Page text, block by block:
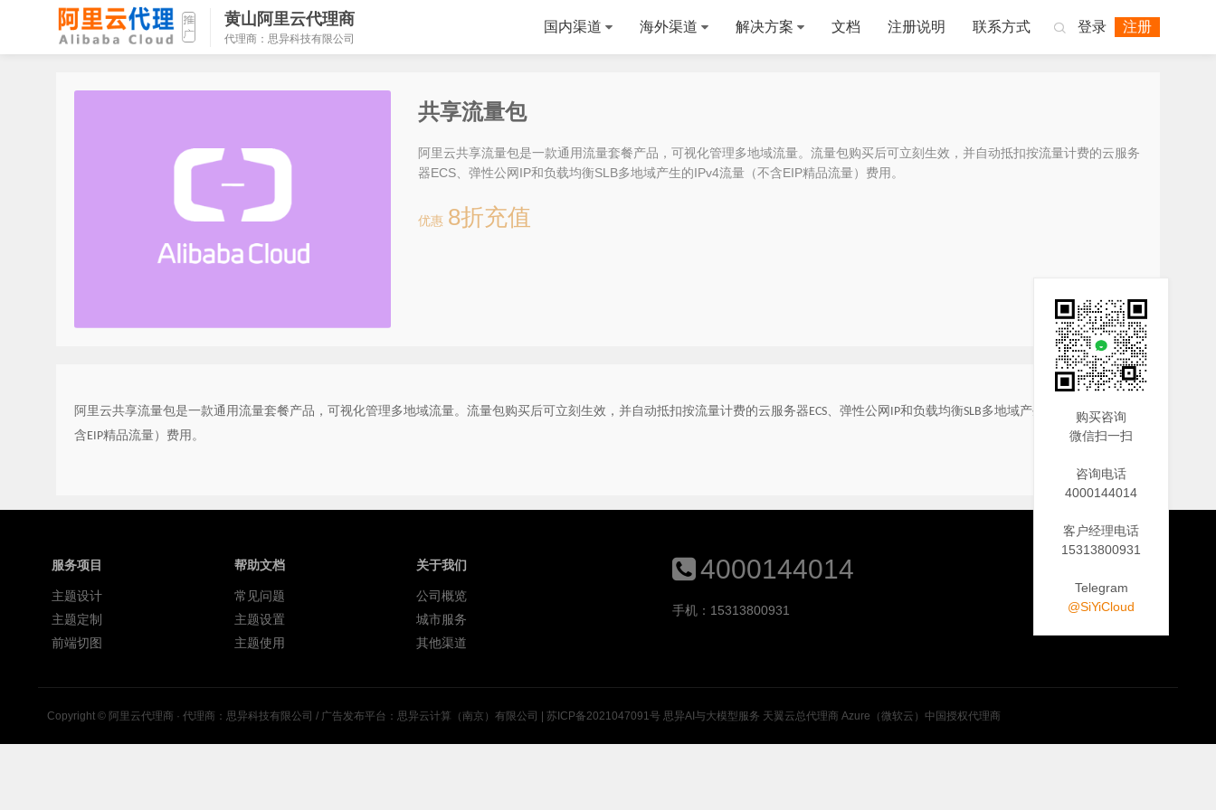
黄山阿里云代理商
代理商：思异科技有限公司
登录 注册

国内渠道 海外渠道 解决方案 文档 注册说明 联系方式
共享流量包
阿里云共享流量包是一款通用流量套餐产品，可视化管理多地域流量。流量包购买后可立刻生效，并自动抵扣按流量计费的云服务
器ECS、弹性公网IP和负载均衡SLB多地域产生的IPv4流量（不含EIP精品流量）费用。
优惠 8折充值
阿里云共享流量包是一款通用流量套餐产品，可视化管理多地域流量。流量包购买后可立刻生效，并自动抵扣按流量计费的云服务器ECS 、弹性公网 IP和负载均衡SLB多地域产生的 IPv4流量（不
含EIP精品流量）费用。
服务项目
主题设计
主题定制
前端切图
帮助文档
常见问题
主题设置
主题使用
关于我们
公司概览
城市服务
其他渠道
4000144014
手机：15313800931
Copyright © 阿里云代理商 · 代理商：思异科技有限公司 / 广告发布平台：思异云计算（南京）有限公司 | 苏ICP备2021047091号 思异AI与大模型服务 天翼云总代理商 Azure（微软云）中国授权代理商
购买咨询
微信扫一扫
咨询电话
4000144014
客户经理电话
15313800931
Telegram
@SiYiCloud